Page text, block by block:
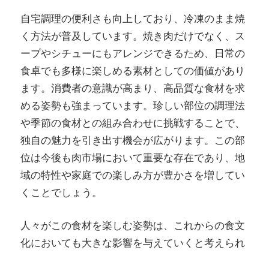
自宅調理の便利さも向上しており、冷凍のまま焼
く方法が普及しています。焼き肉だけでなく、ス
ープやシチューにもアレンジできるため、日常の
食卓でも多様に楽しめる素材としての価値があり
ます。消費者の意識が高まり、高品質な食材を求
める姿勢も強まっています。珍しい部位の調理法
や季節の食材との組み合わせに挑戦することで、
独自の魅力を引き出す機会が広がります。この部
位は今後も肉市場において重要な存在であり、地
域の特性や家庭での楽しみ方が豊かさを増してい
くことでしょう。
人々がこの食材を楽しむ姿勢は、これからの食文
化においても大きな影響を与えていくと考えられ